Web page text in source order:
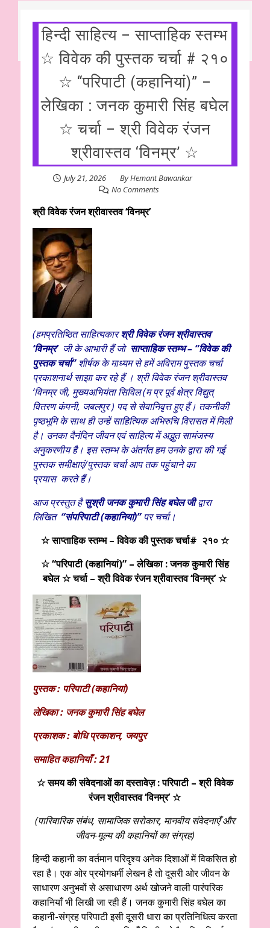
हिन्दी साहित्य – साप्ताहिक स्तम्भ
☆ विवेक की पुस्तक चर्चा # २१०
☆ “परिपाटी (कहानियां)” –
लेखिका : जनक कुमारी सिंह बघेल
☆ चर्चा – श्री विवेक रंजन
श्रीवास्तव ‘विनम्र’ ☆
July 21, 2026 ByHemant Bawankar
No Comments
श्री विवेक रंजन श्रीवास्तव ‘विनम्र’
(हमप्रतिष्ठित साहित्यकारश्री विवेकरंजन श्रीवास्तव
‘विनम्र’ जी के आभारी हैंजो साप्ताहिक स्तम्भ – “विवेक की
पुस्तक चर्चा”शीर्षक के माध्यम से हमें अविराम पुस्तक चर्चा
प्रकाशनार्थ साझा कर रहे हैं । श्री विवेक रंजन श्रीवास्तव
‘विनम्र जी, मुख्यअभियंता सिविल (म प्र पूर्व क्षेत्र विद्युत्
वितरण कंपनी, जबलपुर ) पद से सेवानिवृत्त हुए हैं। तकनीकी
पृष्ठभूमि के साथ ही उन्हें साहित्यिक अभिरुचि विरासत में मिली
है। उनका दैनंदिन जीवन एवं साहित्य में अद्भुत सामंजस्य
अनुकरणीय है। इस स्तम्भ के अंतर्गत हम उनके द्वारा की गई
पुस्तक समीक्षाएं/पुस्तक चर्चा आप तक पहुंचाने का
प्रयास करते हैं।
आज प्रस्तुत हैसुश्री जनक कुमारी सिंह बघेलजीद्वारा
लिखित “संपरिपाटी (कहानियां)” पर चर्चा।
☆साप्ताहिक स्तम्भ – विवेक की पुस्तक चर्चा# २१० ☆
☆ “परिपाटी (कहानियां)” – लेखिका : जनक कुमारी सिंह
बघेल ☆ चर्चा – श्री विवेक रंजन श्रीवास्तव ‘विनम्र’ ☆
पुस्तक : परिपाटी (कहानियां)
लेखिका : जनक कुमारी सिंह बघेल
प्रकाशक : बोधि प्रकाशन, जयपुर
समाहित कहानियाँ : 21
☆समय की संवेदनाओं का दस्तावेज़ : परिपाटी– श्री विवेक
रंजन श्रीवास्तव ‘विनम्र’ ☆
(पारिवारिक संबंध, सामाजिक सरोकार, मानवीय संवेदनाएँ और
जीवन-मूल्य की कहानियों का संग्रह)
हिन्दी कहानी का वर्तमान परिदृश्य अनेक दिशाओं में विकसित हो
रहा है। एक ओर प्रयोगधर्मी लेखन है तो दूसरी ओर जीवन के
साधारण अनुभवों से असाधारण अर्थ खोजने वाली पारंपरिक
कहानियाँ भी लिखी जा रही हैं। जनक कुमारी सिंह बघेल का
कहानी-संग्रह परिपाटी इसी दूसरी धारा का प्रतिनिधित्व करता